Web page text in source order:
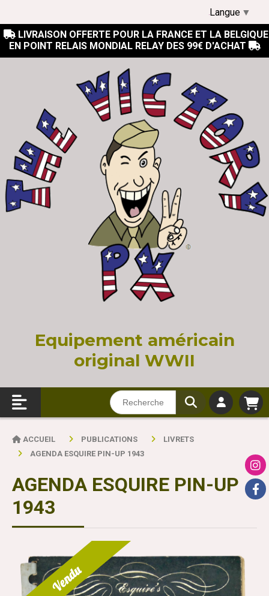
 LIVRAISON OFFERTE POUR LA FRANCE ET LA BELGIQUE
EN POINT RELAIS MONDIAL RELAY DES 99€ D'ACHAT 
Equipement américain
original WWII
ACCUEIL PUBLICATIONS
LIVRETS
AGENDA ESQUIRE PIN-UP 1943
AGENDA ESQUIRE PIN-UP
1943
Vendu
Langue ▼